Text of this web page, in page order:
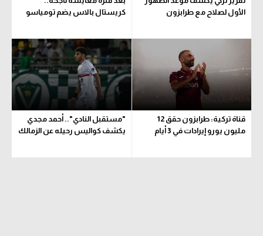
الأول لصلاح مع طرابزون
كريستال بالاس يضم تومياسو
قناة تركية: طرابزون حقق 12
مليون يورو إيرادات في 3 أيام
"مستقبل النادي".. أحمد مجدي
يكشف كواليس رحيله عن الزمالك